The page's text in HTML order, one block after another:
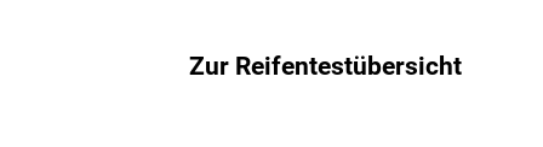
Zur Reifentestübersicht